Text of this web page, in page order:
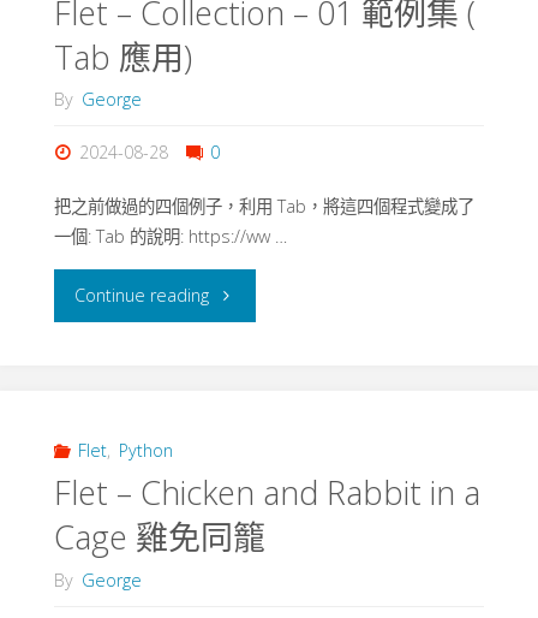
scissors
Flet – Collection – 01 範例集 (
Tab 應用)
By George
2024-08-28 0
把之前做過的四個例子，利用 Tab，將這四個程式變成了
一個: Tab 的說明: https://ww …
Continue reading"Flet
01
範
Flet, Python
Flet – Chicken and Rabbit in a
Cage 雞免同籠
By George